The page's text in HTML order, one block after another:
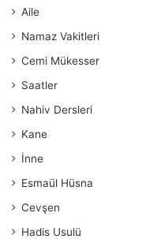
Aile
Namaz Vakitleri
Cemi Mükesser
Saatler
Nahiv Dersleri
Kane
İnne
Esmaül Hüsna
Cevşen
Hadis Usulü